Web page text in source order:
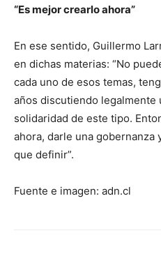
“Es mejor crearlo ahora”
En ese sentido, Guillermo
en dichas materias: “No
cada uno de esos temas,
años discutiendo legalmente
solidaridad de este tipo.
ahora, darle una gobernanza
que definir”.
Fuente e imagen: adn.cl